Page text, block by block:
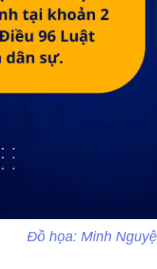
Đồ họa: Minh